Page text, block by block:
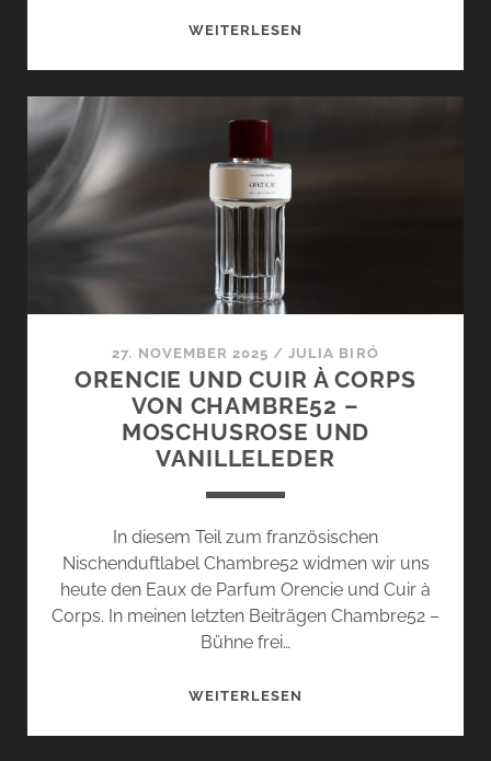
WEITERLESEN
FUTURISTISCHEN
GEFÄHRLICHEN
BLÜTEN
27. NOVEMBER 2025 /JULIA BIRÓ
ORENCIE UND CUIR À CORPS
VON CHAMBRE52 –
MOSCHUSROSE UND
VANILLELEDER
In diesem Teil zum französischen
Nischenduftlabel Chambre52 widmen wir uns
heute den Eaux de Parfum Orencie und Cuir à
Corps. In meinen letzten Beiträgen Chambre52 –
Bühne frei…
WEITERLESEN